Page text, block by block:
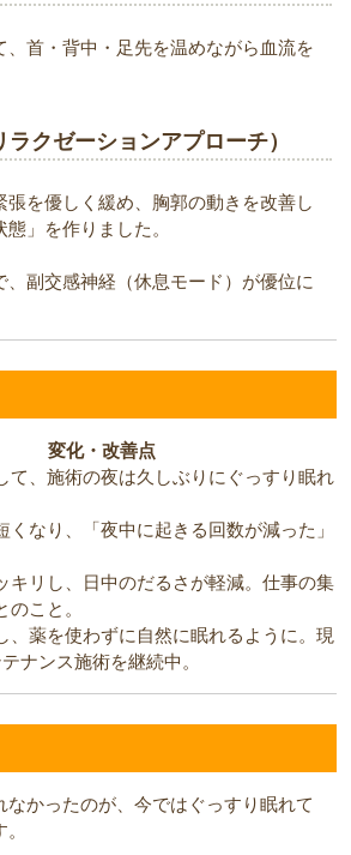
、首・背中・足先を温めながら血流を
ラクゼーションアプローチ）
張を優しく緩め、胸郭の動きを改善し
態」を作りました。
、副交感神経（休息モード）が優位に
変化・改善点
て、施術の夜は久しぶりにぐっすり眠れ
くなり、「夜中に起きる回数が減った」
キリし、日中のだるさが軽減。仕事の集
こと。
、薬を使わずに自然に眠れるように。現
ナンス施術を継続中。
なかったのが、今ではぐっすり眠れて